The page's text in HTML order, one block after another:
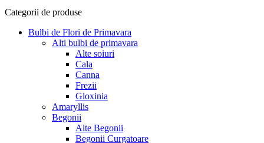
Categorii de produse
Bulbi de Flori de Primavara
Alti bulbi de primavara
Alte soiuri
Cala
Canna
Frezii
Gloxinia
Amaryllis
Begonii
Alte Begonii
Begonii Curgatoare